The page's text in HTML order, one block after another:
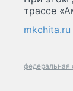
трассе
mkchita.ru
федеральная